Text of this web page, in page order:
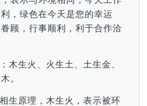
，绿色在今天是您的幸运
顾，行事顺利，利于合作洽
木生火、火生土、土生金、
。
生原理，木生火，表示被环